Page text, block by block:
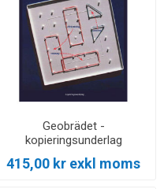
Geobrädet -
kopieringsunderlag
415,00 kr exkl moms